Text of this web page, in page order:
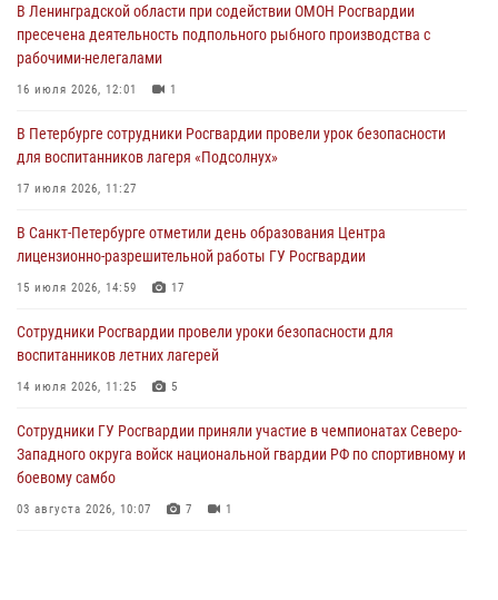
В Центральном районе росгвардейцы оперативно задержали
хулигана, стрелявшего из пускового устройства рядом с жилыми
домами
06 августа 2026, 11:36
Сотрудники и военнослужащие Росгвардии обеспечили
правопорядок при проведении матча "Зенит" - "Балтика"
06 августа 2026, 07:30
В Выборгском районе наряд Росгвардии обнаружил
разыскиваемый преступный автотранспорт
05 августа 2026, 12:25 2
Петербургские росгвардейцы обнаружили объявленный в розыск
автомобиль, ранее использовавшийся при совершении кражи в
Ленобласти
В Ленинградской области при содействии ОМОН Росгвардии
пресечена деятельность подпольного рыбного производства с
рабочими-нелегалами
16 июля 2026, 12:01 1
В Петербурге сотрудники Росгвардии провели урок безопасности
для воспитанников лагеря «Подсолнух»
17 июля 2026, 11:27
В Санкт-Петербурге отметили день образования Центра
лицензионно-разрешительной работы ГУ Росгвардии
15 июля 2026, 14:59 17
Сотрудники Росгвардии провели уроки безопасности для
воспитанников летних лагерей
14 июля 2026, 11:25 5
Сотрудники ГУ Росгвардии приняли участие в чемпионатах Северо-
Западного округа войск национальной гвардии РФ по спортивному и
боевому самбо
03 августа 2026, 10:07 7 1